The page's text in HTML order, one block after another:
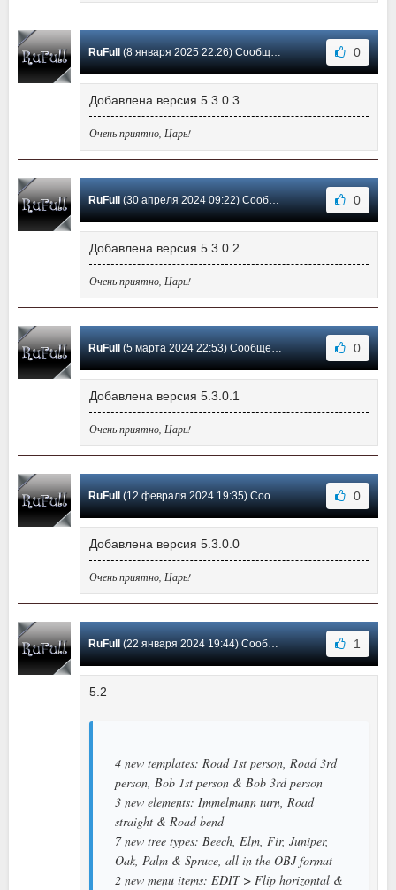
RuFull(8 января 2025 22:26) Сообщение #26 0
Добавлена версия 5.3.0.3
Очень приятно, Царь!
RuFull(30 апреля 2024 09:22) Сообщение #25 0
Добавлена версия 5.3.0.2
Очень приятно, Царь!
RuFull(5 марта 2024 22:53) Сообщение #24 0
Добавлена версия 5.3.0.1
Очень приятно, Царь!
RuFull(12 февраля 2024 19:35) Сообщение #23 0
Добавлена версия 5.3.0.0
Очень приятно, Царь!
RuFull(22 января 2024 19:44) Сообщение #22 1
5.2
4 new templates: Road 1st person, Road 3rd
person, Bob 1st person & Bob 3rd person
3 new elements: Immelmann turn, Road
straight & Road bend
7 new tree types: Beech, Elm, Fir, Juniper,
Oak, Palm & Spruce, all in the OBJ format
2 new menu items: EDIT > Flip horizontal &